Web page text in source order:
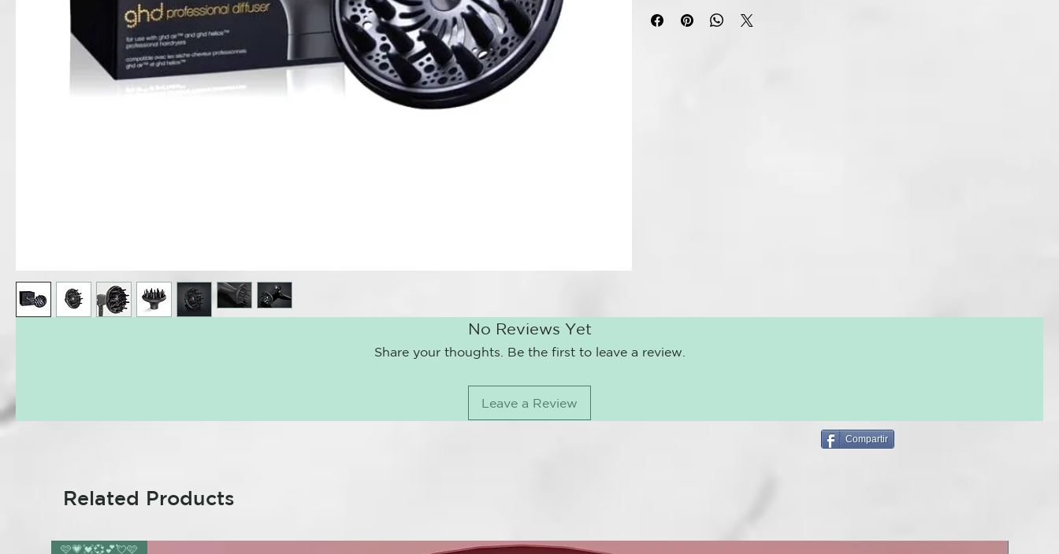
Atrévete usando el difusor para crear un pelo rizado u ondulado o añade
Difusor para ghd air® y ghd helios
No Reviews Yet
Share your thoughts. Be the first to leave a review.
Leave a Review
Compartir
Related Products
🩷💗💓💞💕💘🩷